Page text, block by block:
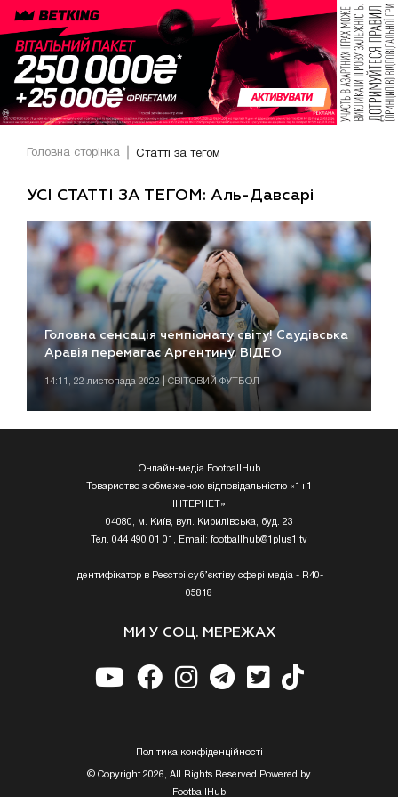
Головна сторінка Статті за тегом
УСІ СТАТТІ ЗА ТЕГОМ: Аль-Давсарі
Головна сенсація чемпіонату світу! Саудівська
Аравія перемагає Аргентину. ВІДЕО
14:11, 22 листопада 2022 | СВІТОВИЙ ФУТБОЛ
Онлайн-медіа FootballHub
Товариство з обмеженою відповідальністю «1+1
ІНТЕРНЕТ»
04080, м. Київ, вул. Кирилівська, буд. 23
Тел. 044 490 01 01, Email: footballhub@1plus1.tv
Ідентифікатор в Реєстрі суб’єктіву сфері медіа - R40-
05818
МИ У СОЦ. МЕРЕЖАХ
Полiтика конфiденцiйностi
© Copyright 2026, All Rights Reserved Powered by
FootballHub